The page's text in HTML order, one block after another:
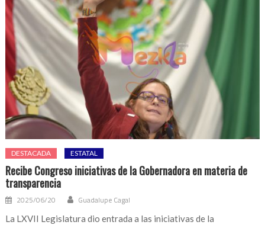
DESTACADA ESTATAL
Recibe Congreso iniciativas de la Gobernadora en materia de
transparencia
2025/06/20 Guadalupe Cagal
La LXVII Legislatura dio entrada a las iniciativas de la